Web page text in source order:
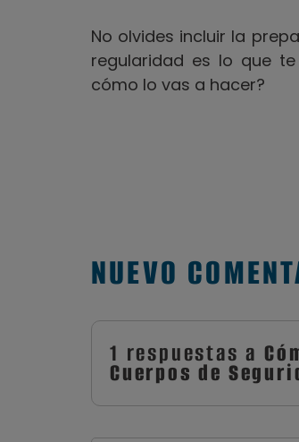
No olvides incluir la
regularidad es lo que
cómo lo vas a hacer?
NUEVO
1 respuestas a
Cuerpos de